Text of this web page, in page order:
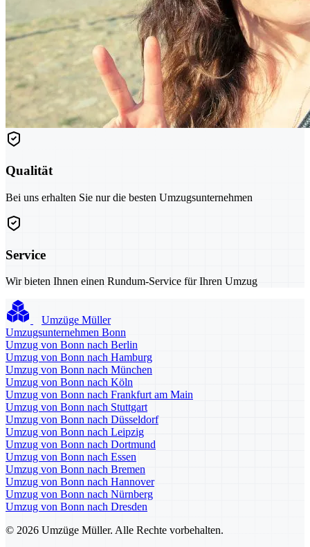
Qualität
Bei uns erhalten Sie nur die besten Umzugsunternehmen
Service
Wir bieten Ihnen einen Rundum-Service für Ihren Umzug
Umzüge Müller
Umzugsunternehmen Bonn
Umzug von Bonn nach Berlin
Umzug von Bonn nach Hamburg
Umzug von Bonn nach München
Umzug von Bonn nach Köln
Umzug von Bonn nach Frankfurt am Main
Umzug von Bonn nach Stuttgart
Umzug von Bonn nach Düsseldorf
Umzug von Bonn nach Leipzig
Umzug von Bonn nach Dortmund
Umzug von Bonn nach Essen
Umzug von Bonn nach Bremen
Umzug von Bonn nach Hannover
Umzug von Bonn nach Nürnberg
Umzug von Bonn nach Dresden
© 2026 Umzüge Müller. Alle Rechte vorbehalten.